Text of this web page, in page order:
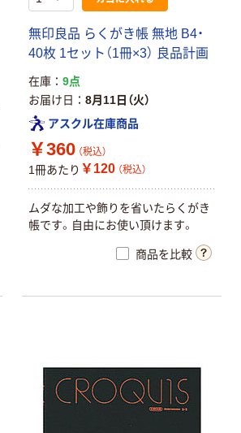
無印良品 らくがき帳 無地 B4・
40枚 1セット（1冊×3） 良品計画
在庫
9点
お届け日
8月11日（火）
アスクル在庫商品
￥360 （税込）
1冊あたり ￥120 （税込）
ムダな加工や飾りを省いたらくがき
帳です。自由にお使い頂けます。
商品を比較